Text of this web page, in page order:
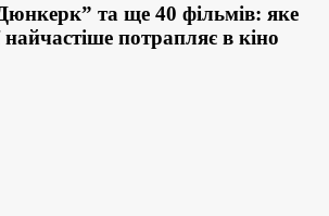
та ще 40 фільмів: яке
найчастіше потрапляє в кіно